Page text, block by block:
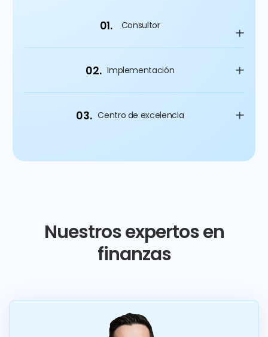
01. Consultor
02. Implementación
03. Centro de excelencia
Nuestros expertos en
finanzas